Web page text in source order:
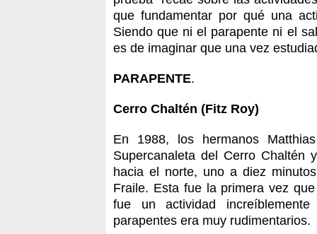
que fundamentar por qué una
Siendo que ni el parapente ni el
es de imaginar que una vez
PARAPENTE.
Cerro Chaltén (Fitz Roy)
En 1988, los hermanos
Supercanaleta del Cerro Chaltén
hacia el norte, uno a diez
Fraile. Esta fue la primera vez
fue un actividad
parapentes era muy rudimentarios.